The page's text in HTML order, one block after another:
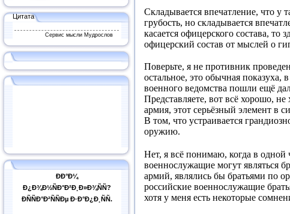
Цитата
Сервис мысли Мудрослов
ÐÐ°Ð¼
Ð¿Ð¾Ð½ÑÐ°Ð²Ð¸Ð»Ð¾ÑÑ?
ÐÑÑÐ°Ð²ÑÑÐµ Ð·Ð°Ð¿Ð¸ÑÑ.
Складывается впечатление, что у
грубость, но складывается
касается офицерского состава, то
офицерский состав от мыслей о
Поверьте, я не противник
остальное, это обычная показуха,
военного ведомства пошли ещё
Представляете, вот всё хорошо,
армия, этот серьёзный элемент в
В том, что устраивается
оружию.
Нет, я всё понимаю, когда в
военнослужащие могут являться
армий, являлись бы братьями по
российские военнослужащие
хотя у меня есть некоторые